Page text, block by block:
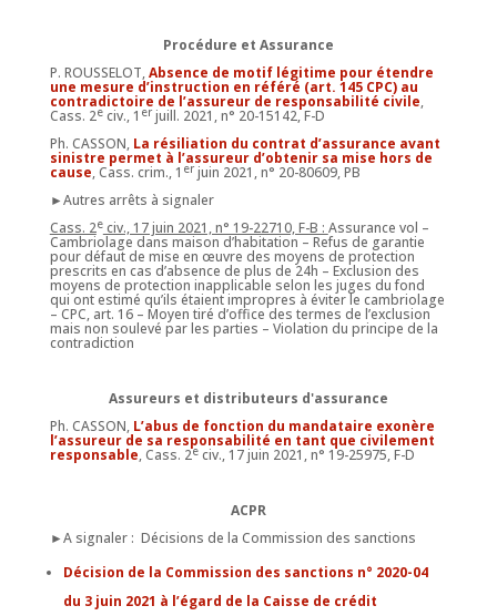
Procédure et Assurance
P. ROUSSELOT,Absence de motif légitime pour étendre
une mesure d’instruction en référé (art. 145 CPC) au
contradictoire de l’assureur de responsabilité civile,
Cass. 2eciv., 1 erjuill. 2021, n° 20-15142, F-D
Ph. CASSON, La résiliation du contrat d’assurance avant
sinistre permet à l’assureur d’obtenir sa mise hors de
cause, Cass. crim., 1 erjuin 2021, n° 20-80609, PB
►Autres arrêts à signaler
Cass. 2eciv., 17 juin 2021, n° 19-22710, F-B : Assurance vol –
Cambriolage dans maison d’habitation – Refus de garantie
pour défaut de mise en œuvre des moyens de protection
prescrits en cas d’absence de plus de 24h – Exclusion des
moyens de protection inapplicable selon les juges du fond
qui ont estimé qu’ils étaient impropres à éviter le cambriolage
– CPC, art. 16 – Moyen tiré d’office des termes de l’exclusion
mais non soulevé par les parties – Violation du principe de la
contradiction
Assureurs et distributeurs d'assurance
Ph. CASSON, L’abus de fonction du mandataire exonère
l’assureur de sa responsabilité en tant que civilement
responsable, Cass. 2eciv., 17 juin 2021, n° 19-25975, F-D
ACPR
►A signaler : Décisions de la Commission des sanctions
Décision de la Commission des sanctions n° 2020-04
du 3 juin 2021 à l’égard de la Caisse de crédit